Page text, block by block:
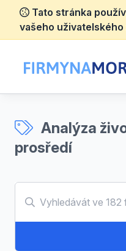
Tato stránka
vašeho uživatelského
Analýza
prosředí